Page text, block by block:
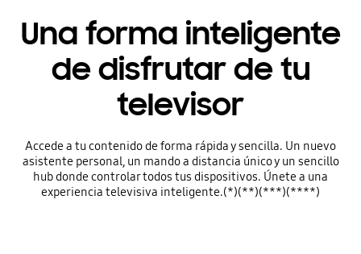
Una forma inteligente
de disfrutar de tu
televisor
Accede a tu contenido de forma rápida y sencilla. Un nuevo
asistente personal, un mando a distancia único y un sencillo
hub donde controlar todos tus dispositivos. Únete a una
experiencia televisiva inteligente.(*)(**)(***)(****)